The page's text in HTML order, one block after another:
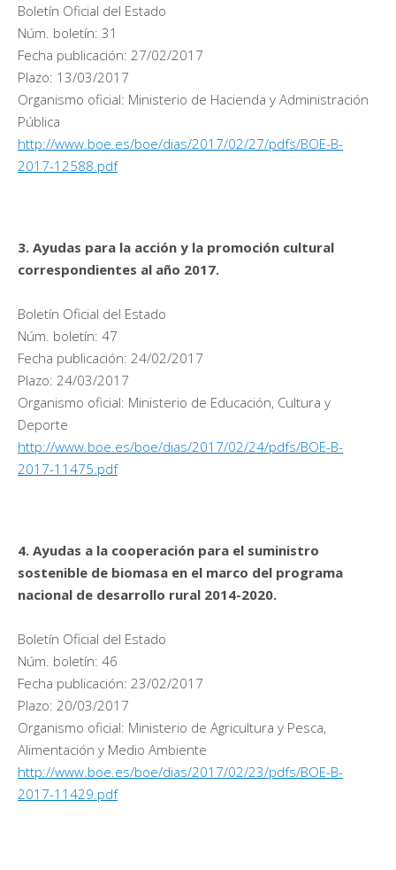
Boletín Oficial del Estado
Núm. boletín: 31
Fecha publicación: 27/02/2017
Plazo: 13/03/2017
Organismo oficial: Ministerio de Hacienda y Administración
Pública
http://www.boe.es/boe/dias/2017/02/27/pdfs/BOE-B-
2017-12588.pdf
3. Ayudas para la acción y la promoción cultural
correspondientes al año 2017.
Boletín Oficial del Estado
Núm. boletín: 47
Fecha publicación: 24/02/2017
Plazo: 24/03/2017
Organismo oficial: Ministerio de Educación, Cultura y
Deporte
http://www.boe.es/boe/dias/2017/02/24/pdfs/BOE-B-
2017-11475.pdf
4. Ayudas a la cooperación para el suministro
sostenible de biomasa en el marco del programa
nacional de desarrollo rural 2014-2020.
Boletín Oficial del Estado
Núm. boletín: 46
Fecha publicación: 23/02/2017
Plazo: 20/03/2017
Organismo oficial: Ministerio de Agricultura y Pesca,
Alimentación y Medio Ambiente
http://www.boe.es/boe/dias/2017/02/23/pdfs/BOE-B-
2017-11429.pdf